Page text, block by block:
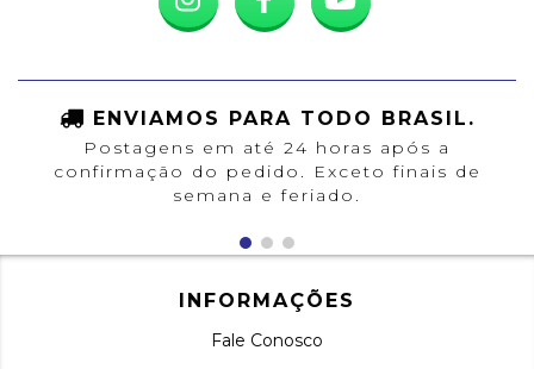
ENVIAMOS PARA TODO BRASIL.
Postagens em até 24 horas após a
confirmação do pedido. Exceto finais de
semana e feriado.
INFORMAÇÕES
Fale Conosco